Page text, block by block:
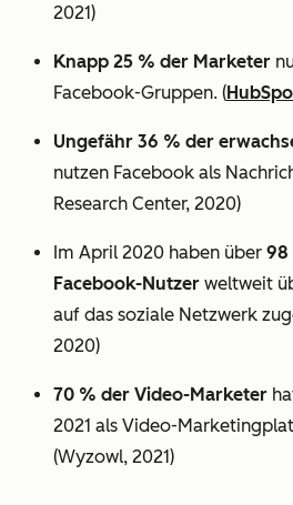
2021)
Knapp 25 % der Marketer
Facebook-Gruppen. (
Ungefähr 36 % der
nutzen Facebook als
Research Center, 2020)
Im April 2020 haben über 98
Facebook-Nutzer weltweit
auf das soziale Netzwerk
2020)
70 % der Video-Marketer
2021 als Video-
(Wyzowl, 2021)